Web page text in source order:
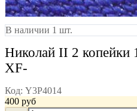
В наличии 1 шт.
Николай II 2 копейки
XF-
Код: Y3P4014
400 руб